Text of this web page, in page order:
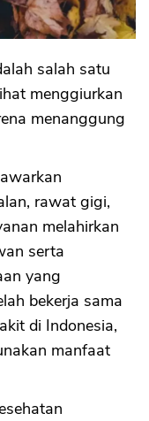
menggiurkan
menanggung
rawat gigi,
melahirkan
serta
yang
bekerja sama
di Indonesia,
manfaat